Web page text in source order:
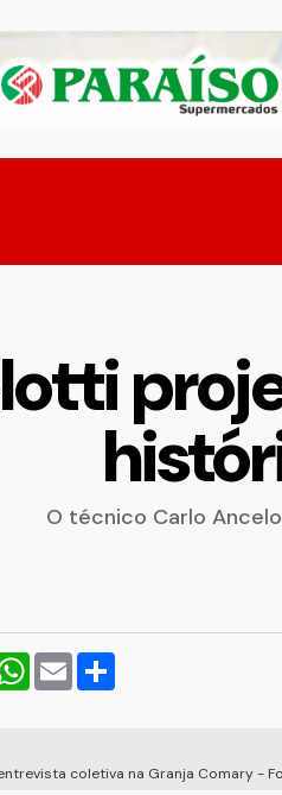
O técnico Carlo
WhatsApp
Email
coletiva na Granja Comary -